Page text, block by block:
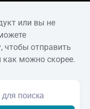
или вы не
чтобы отправить
можно скорее.